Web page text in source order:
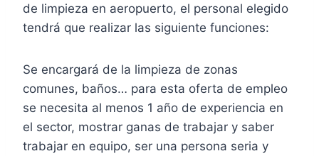
de limpieza en aeropuerto, el personal elegido
tendrá que realizar las siguiente funciones:
Se encargará de la limpieza de zonas
comunes, baños… para esta oferta de empleo
se necesita al menos 1 año de experiencia en
el sector, mostrar ganas de trabajar y saber
trabajar en equipo, ser una persona seria y